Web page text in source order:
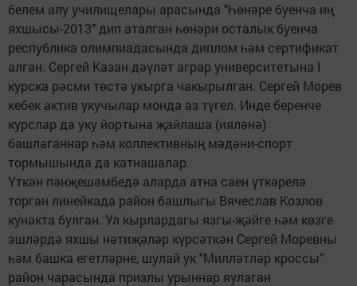
белем алу училищелары арасында "Һөнәре буенча иң
яхшысы-2013" дип аталган һөнәри осталык буенча
республика олимпиадасында диплом һәм сертификат
алган. Сергей Казан дәүләт аграр университетына I
курска рәсми төстә укырга чакырылган. Сергей Морев
кебек актив укучылар монда аз түгел. Инде беренче
курслар да уку йортына җайлаша (ияләнә)
башлаганнар һәм коллективның мәдәни-спорт
тормышында да катнашалар.
Үткән пәнҗешәмбедә аларда атна саен үткәрелә
торган линейкада район башлыгы Вячеслав Козлов
кунакта булган. Ул кырлардагы язгы-җәйге һәм көзге
эшләрдә яхшы нәтиҗәләр күрсәткән Сергей Моревны
һәм башка егетләрне, шулай ук "Милләтләр кроссы"
район чарасында призлы урыннар яулаган